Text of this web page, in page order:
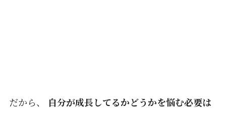
だから、
自分が成長してるかどうかを悩む必要は